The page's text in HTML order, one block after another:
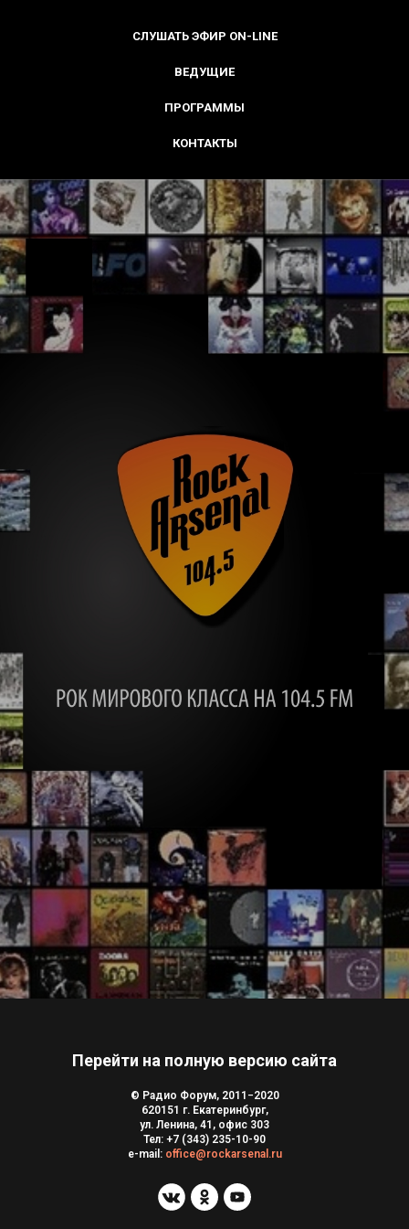
СЛУШАТЬ ЭФИР ON-LINE
ВЕДУЩИЕ
ПРОГРАММЫ
КОНТАКТЫ
Перейти на полную версию сайта
© Радио Форум, 2011−2020
620151 г. Екатеринбург,
ул. Ленина, 41, офис 303
Тел: +7 (343) 235-10-90
e-mail: office@rockarsenal.ru